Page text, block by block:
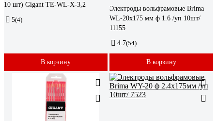
10 шт) Gigant ТЕ-WL-X-3,2
5(4)
В корзину
Электроды вольфрамовые Brima
WL-20x175 мм ф 1.6 /уп 10шт/
11155
4.7(54)
В корзину